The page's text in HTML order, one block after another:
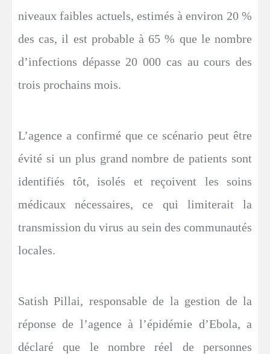
niveaux faibles actuels, estimés à environ 20 %
des cas, il est probable à 65 % que le nombre
d’infections dépasse 20 000 cas au cours des
trois prochains mois.
L’agence a confirmé que ce scénario peut être
évité si un plus grand nombre de patients sont
identifiés tôt, isolés et reçoivent les soins
médicaux nécessaires, ce qui limiterait la
transmission du virus au sein des communautés
locales.
Satish Pillai, responsable de la gestion de la
réponse de l’agence à l’épidémie d’Ebola, a
déclaré que le nombre réel de personnes